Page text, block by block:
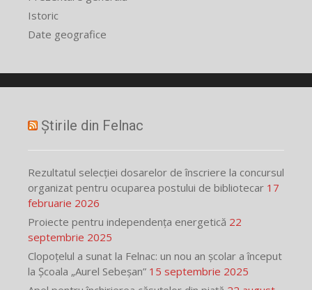
Istoric
Date geografice
Știrile din Felnac
Rezultatul selecției dosarelor de înscriere la concursul
organizat pentru ocuparea postului de bibliotecar 17
februarie 2026
Proiecte pentru independența energetică 22
septembrie 2025
Clopoțelul a sunat la Felnac: un nou an școlar a început
la Școala „Aurel Sebeșan” 15 septembrie 2025